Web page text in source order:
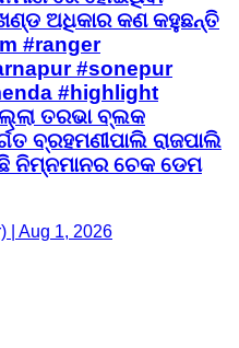
ଅଧିକାର କଣ କହୁଛନ୍ତି
#ranger
#sonepur
#highlight
ତରଭା ବ୍ଲକ
ବ୍ରହମଣୀପାଲି ରାଜପାଲି
ନିମ୍ନମାନର ଚେକ ଡେମ
| Aug 1, 2026